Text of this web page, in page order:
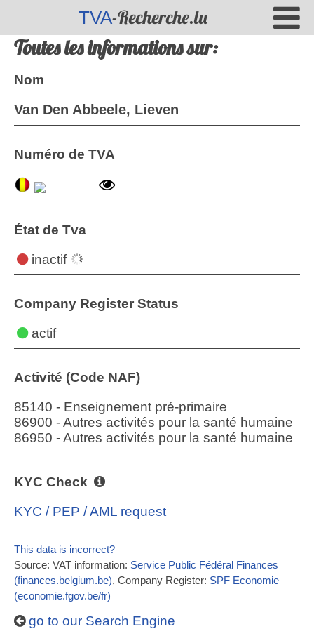
TVA-Recherche.lu
Toutes les informations sur:
Nom
Van Den Abbeele, Lieven
Numéro de TVA
État de Tva
inactif
Company Register Status
actif
Activité (Code NAF)
85140 - Enseignement pré-primaire
86900 - Autres activités pour la santé humaine
86950 - Autres activités pour la santé humaine
KYC Check
KYC / PEP / AML request
This data is incorrect?
Source: VAT information: Service Public Fédéral Finances
(finances.belgium.be), Company Register: SPF Economie
(economie.fgov.be/fr)
go to our Search Engine